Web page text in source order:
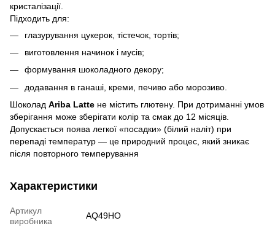
кристалізації.
Підходить для:
глазурування цукерок, тістечок, тортів;
виготовлення начинок і мусів;
формування шоколадного декору;
додавання в ганаші, креми, печиво або морозиво.
Шоколад Ariba Latte не містить глютену. При дотриманні умов
зберігання може зберігати колір та смак до 12 місяців.
Допускається поява легкої «посадки» (білий наліт) при
перепаді температур — це природний процес, який зникає
після повторного темперування
Характеристики
Артикул
виробника
AQ49HO